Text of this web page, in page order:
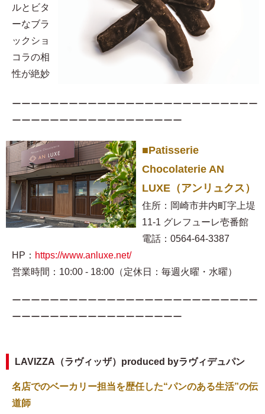
ルとビタ
ーなブラ
ックショ
コラの相
性が絶妙
ーーーーーーーーーーーーーーーーーーーーーーーーーー
ーーーーーーーーーーーーーーーーーー
■Patisserie
Chocolaterie AN
LUXE（アンリュクス）
住所：岡崎市井内町字上堤
11-1 グレフューレ壱番館
電話：0564-64-3387
HP： https://www.anluxe.net/
営業時間：10:00 - 18:00（定休日：毎週火曜・水曜）
ーーーーーーーーーーーーーーーーーーーーーーーーーー
ーーーーーーーーーーーーーーーーーー
LAVIZZA（ラヴィッザ）produced byラヴィデュパン
名店でのベーカリー担当を歴任した“パンのある生活”の伝
道師